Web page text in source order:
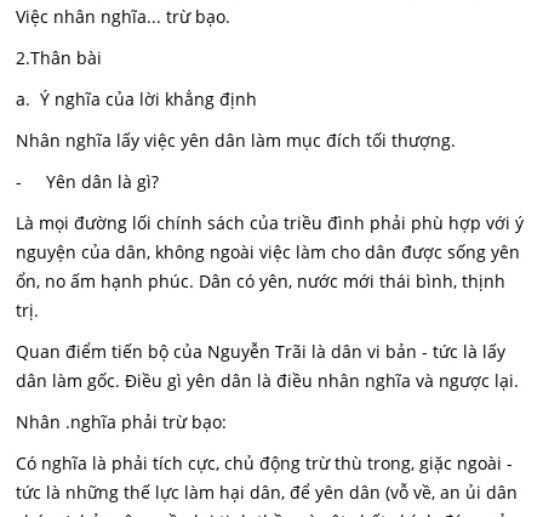
Việc nhân nghĩa... trừ bạo.
2.Thân bài
a. Ý nghĩa của lời khẳng định
Nhân nghĩa lấy việc yên dân làm mục đích tối thượng.
- Yên dân là gì?
Là mọi đường lối chính sách của triều đình phải phù hợp với ý
nguyện của dân, không ngoài việc làm cho dân được sống yên
ổn, no ấm hạnh phúc. Dân có yên, nước mới thái bình, thịnh
trị.
Quan điểm tiến bộ của Nguyễn Trãi là dân vi bản - tức là lấy
dân làm gốc. Điều gì yên dân là điều nhân nghĩa và ngược lại.
Nhân .nghĩa phải trừ bạo:
Có nghĩa là phải tích cực, chủ động trừ thù trong, giặc ngoài -
tức là những thế lực làm hại dân, để yên dân (vỗ về, an ủi dân